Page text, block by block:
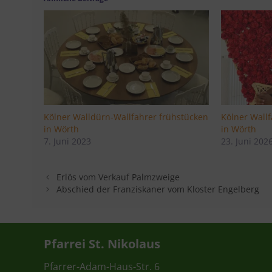
Kölner Walldürn-Wallfahrer frühstücken
in Wörth
7. Juni 2023
Kölner
in Wörth
23. Juni 2026
Erlös vom Verkauf Palmzweige
Abschied der Franziskaner vom Kloster Engelberg
Pfarrei St. Nikolaus
Pfarrer-Adam-Haus-Str. 6